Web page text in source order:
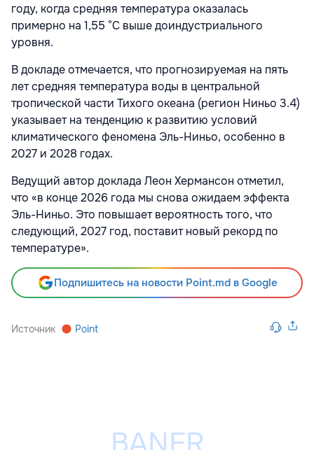
году, когда средняя температура оказалась
примерно на 1,55 °C выше доиндустриального
уровня.
В докладе отмечается, что прогнозируемая на пять
лет средняя температура воды в центральной
тропической части Тихого океана (регион Ниньо 3.4)
указывает на тенденцию к развитию условий
климатического феномена Эль-Ниньо, особенно в
2027 и 2028 годах.
Ведущий автор доклада Леон Хермансон отметил,
что «в конце 2026 года мы снова ожидаем эффекта
Эль-Ниньо. Это повышает вероятность того, что
следующий, 2027 год, поставит новый рекорд по
температуре».
Подпишитесь на новости Point.md в Google
Источник Point